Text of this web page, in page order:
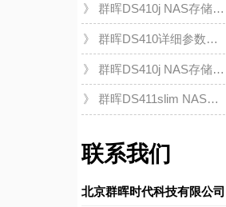
案助力企业数据管理
》 群晖DS410j NAS存储解
决方案：高效数据管理与安
全备份
》 群晖DS410详细参数解
析：高效网络存储解决方案
》 群晖DS410j NAS存储解
决方案详解：高效数据管理
助力企业成长
》 群晖DS411slim NAS存
储解决方案详解：高效、紧
联系我们
北京群晖时代科技有限公司